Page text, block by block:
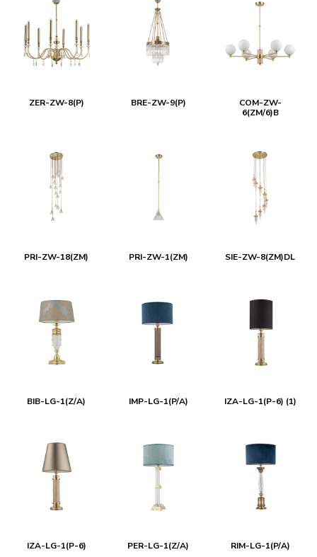
ZER-ZW-8(P) BRE-ZW-9(P)
COM-ZW-
6(ZM/6)B
PRI-ZW-18(ZM) PRI-ZW-1(ZM) SIE-ZW-8(ZM)DL
BIB-LG-1(Z/A) IMP-LG-1(P/A) IZA-LG-1(P-6) (1)
IZA-LG-1(P-6) PER-LG-1(Z/A) RIM-LG-1(P/A)